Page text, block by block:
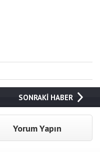
SONRAKİ HABER
Yorum Yapın